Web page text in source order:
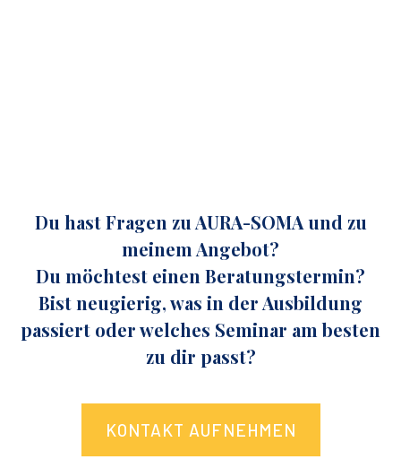
Du hast Fragen zu AURA-SOMA und zu
meinem Angebot?
Du möchtest einen Beratungstermin?
Bist neugierig, was in der Ausbildung
passiert oder welches Seminar am besten
zu dir passt?
KONTAKT AUFNEHMEN